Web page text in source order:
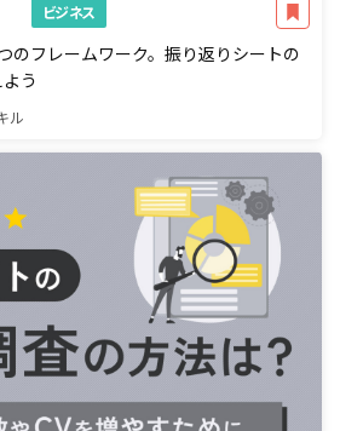
ビジネス
のフレームワーク。振り返りシートの
う
ル